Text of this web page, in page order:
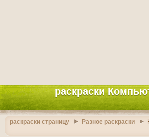
раскраски
раскраски страницу Разное раскраски